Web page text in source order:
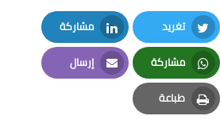
تغريد
Twitter
مشاركة
LinkedIn
مشاركة
Whatsapp
إرسال
Email
طباعة
Print